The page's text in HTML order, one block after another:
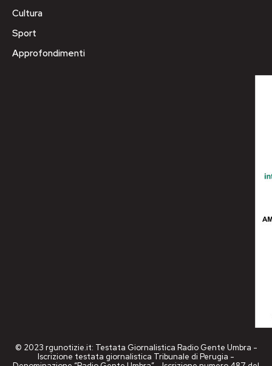
Cultura
Sport
Approfondimenti
© 2023 rgunotizie.it: Testata Giornalistica Radio Gente Umbra -
Iscrizione testata giornalistica Tribunale di Perugia -